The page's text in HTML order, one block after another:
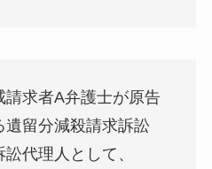
請求者A弁護士が原告
留分減殺請求訴訟
代理人として、